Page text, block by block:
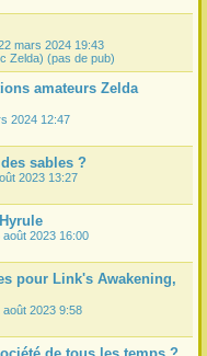
mars 2024 19:43
Zelda) (pas de pub)
amateurs Zelda
2024 12:47
sables ?
2023 13:27
août 2023 16:00
pour Link's Awakening,
août 2023 9:58
de tous les temps ?